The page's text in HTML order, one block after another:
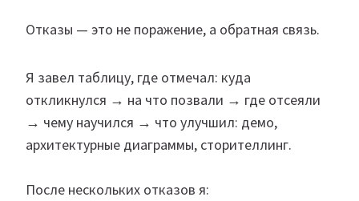
Отказы — это не поражение, а обратная связь.
Я завел таблицу, где отмечал: куда
откликнулся → на что позвали → где отсеяли
→ чему научился → что улучшил: демо,
архитектурные диаграммы, сторителлинг.
После нескольких отказов я: